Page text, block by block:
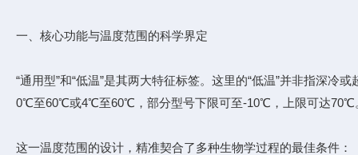
一、核心功能与温度范围的科学界定
“通用型”和“低温”是其两大特征标签。这里的“低温”并非指深
0℃至60℃或4℃至60℃，部分型号下限可至-10℃，上限可达70℃
这一温度范围的设计，精准契合了多种生物学过程的最佳条件：